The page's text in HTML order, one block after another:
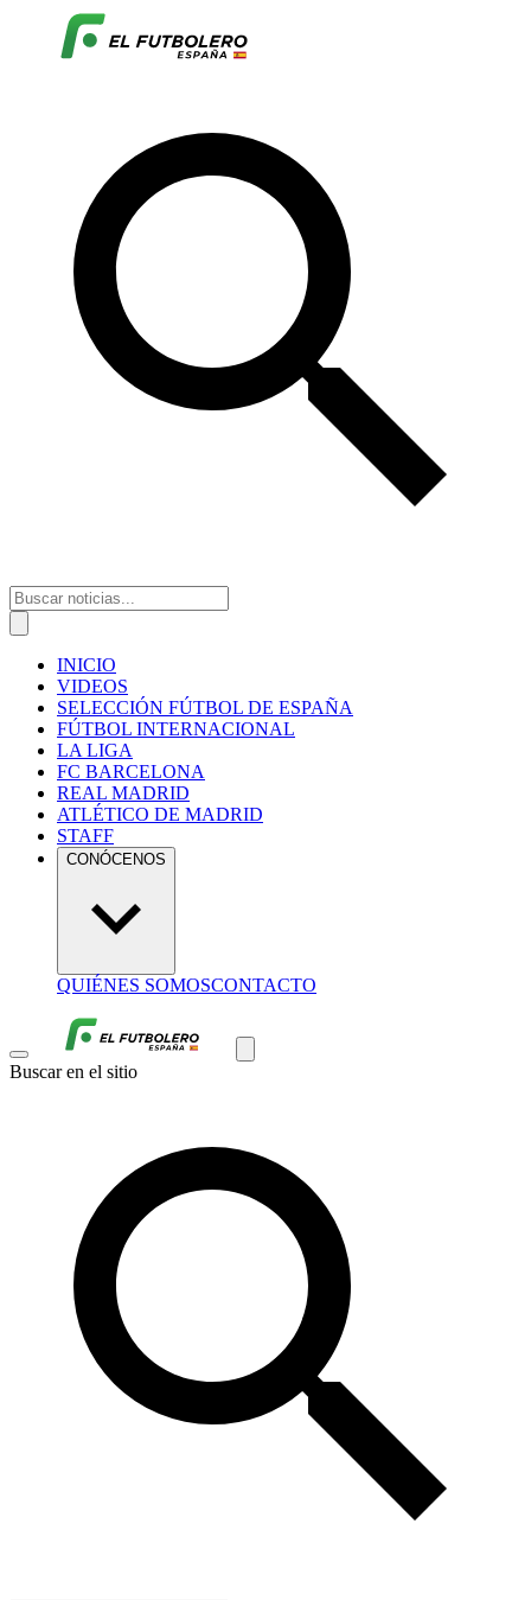
INICIO
VIDEOS
SELECCIÓN FÚTBOL DE ESPAÑA
FÚTBOL INTERNACIONAL
LA LIGA
FC BARCELONA
REAL MADRID
ATLÉTICO DE MADRID
STAFF
CONÓCENOS
QUIÉNES SOMOSCONTACTO
Buscar en el sitio